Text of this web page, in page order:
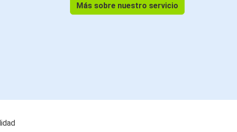
Más sobre nuestro servicio